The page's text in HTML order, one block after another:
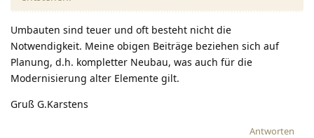
Umbauten sind teuer und oft besteht nicht die
Notwendigkeit. Meine obigen Beiträge beziehen sich auf
Planung, d.h. kompletter Neubau, was auch für die
Modernisierung alter Elemente gilt.
Gruß G.Karstens
Antworten